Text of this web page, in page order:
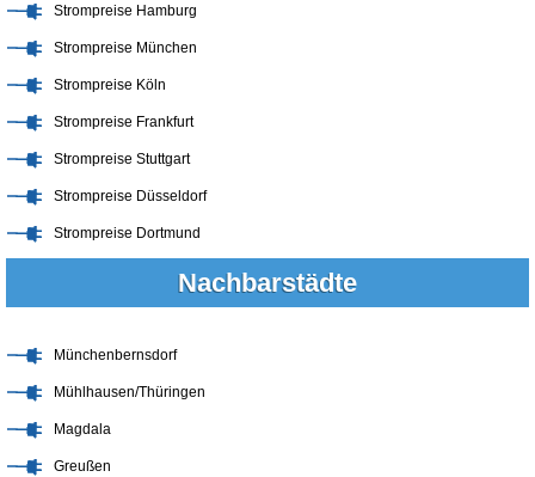
Strompreise Hamburg
Strompreise München
Strompreise Köln
Strompreise Frankfurt
Strompreise Stuttgart
Strompreise Düsseldorf
Strompreise Dortmund
Nachbarstädte
Münchenbernsdorf
Mühlhausen/Thüringen
Magdala
Greußen